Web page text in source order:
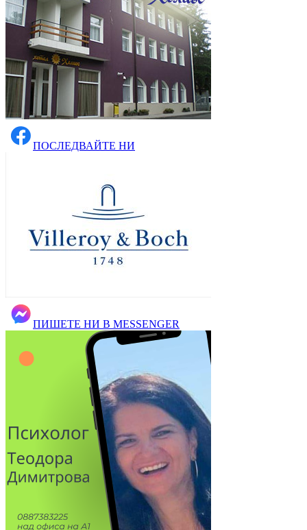
ПОСЛЕДВАЙТЕ НИ
ПИШЕТЕ НИ В MESSENGER